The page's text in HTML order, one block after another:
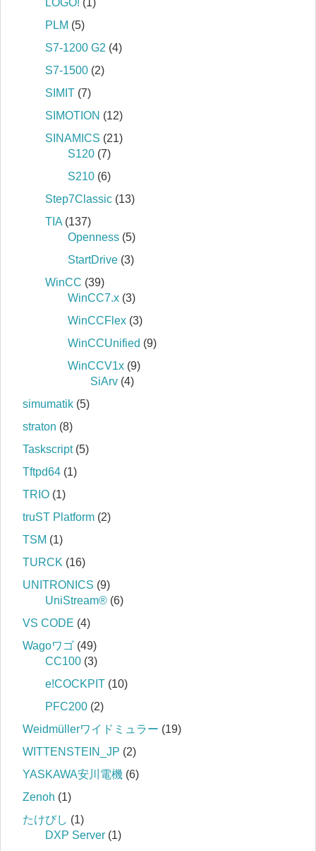
LOGO! (1)
PLM (5)
S7‐1200 G2 (4)
S7‐1500 (2)
SIMIT (7)
SIMOTION (12)
SINAMICS (21)
S120 (7)
S210 (6)
Step7Classic (13)
TIA (137)
Openness (5)
StartDrive (3)
WinCC (39)
WinCC7.x (3)
WinCCFlex (3)
WinCCUnified (9)
WinCCV1x (9)
SiArv (4)
simumatik (5)
straton (8)
Taskscript(5)
Tftpd64 (1)
TRIO (1)
truST Platform (2)
TSM (1)
TURCK (16)
UNITRONICS (9)
UniStream® (6)
VS CODE (4)
Wagoワゴ (49)
CC100 (3)
e!COCKPIT (10)
PFC200 (2)
Weidmüllerワイドミュラー (19)
WITTENSTEIN_JP (2)
YASKAWA安川電機 (6)
Zenoh (1)
たけびし (1)
DXP Server (1)